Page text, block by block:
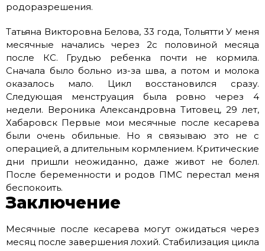
родоразрешения.
Татьяна Викторовна Белова, 33 года, Тольятти У меня
месячные начались через 2с половиной месяца
после КС. Грудью ребенка почти не кормила.
Сначала было больно из-за шва, а потом и молока
оказалось мало. Цикл восстановился сразу.
Следующая менструация была ровно через 4
недели. Вероника Александровна Титовец, 29 лет,
Хабаровск Первые мои месячные после кесарева
были очень обильные. Но я связываю это не с
операцией, а длительным кормлением. Критические
дни пришли неожиданно, даже живот не болел.
После беременности и родов ПМС перестал меня
беспокоить.
Заключение
Месячные после кесарева могут ожидаться через
месяц после завершения лохий. Стабилизация цикла